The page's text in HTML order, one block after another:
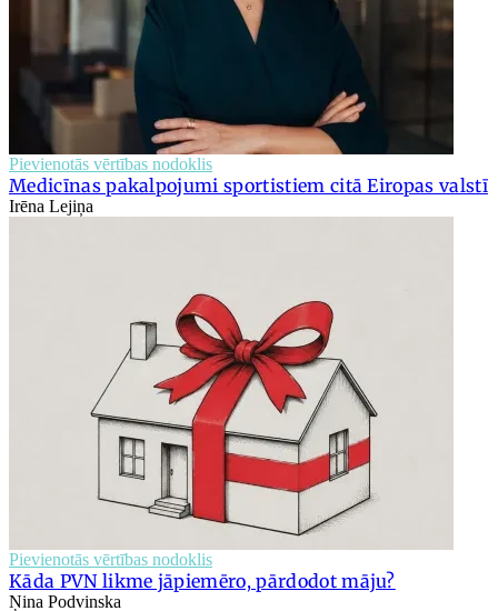
Pievienotās vērtības nodoklis
Medicīnas pakalpojumi sportistiem citā Eiropas valstī
Irēna Lejiņa
Pievienotās vērtības nodoklis
Kāda PVN likme jāpiemēro, pārdodot māju?
Ņina Podvinska